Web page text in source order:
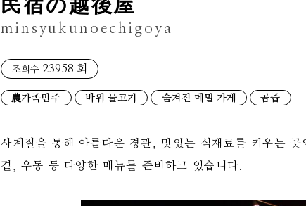
民宿の越後屋
minsyukunoechigoya
조회수 23958 회
農가족민주 바위 물고기 숨겨진 메밀 가게 곰즙
사계절을 통해 아름다운 경관, 맛있는 식재료를 키우는
곁, 우동 등 다양한 메뉴를 준비하고 있습니다.